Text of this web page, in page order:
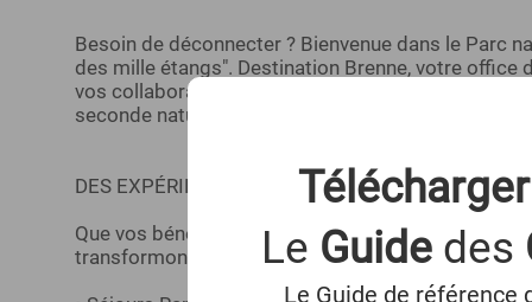
Besoin de déconnecter ? Bienvenue dans le Parc
des mille étangs". Destination Brenne, votre
vos collaborateurs des expériences sur-mesure
seconde nature.
DES EXPÉRIENCES POUR TOUS
Que vos bénéficiaires soient randonneurs du
transformons le paysage en terrain de jeu.
Télécharger
Le Guide des
Le Guide de référence